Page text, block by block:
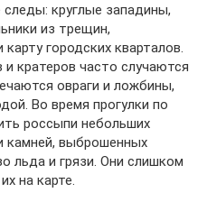
круглые западины,
из трещин,
городских кварталов.
кратеров часто случаются
овраги и ложбины,
Во время прогулки по
россыпи небольших
камней, выброшенных
льда и грязи. Они слишком
на карте.